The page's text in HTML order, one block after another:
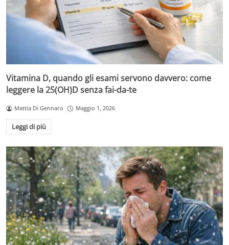
Vitamina D, quando gli esami servono davvero: come
leggere la 25(OH)D senza fai-da-te
Mattia Di Gennaro Maggio 1, 2026
Leggi di più